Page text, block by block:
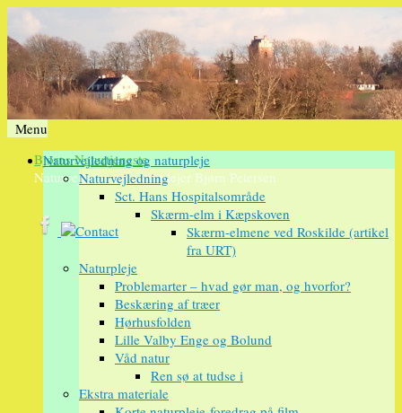
Bjørns Naturtjeneste
Naturvejleder og naturplejer Bjørn Petersen
Menu
VidereNaturvejledning og naturpleje
Naturvejledning
Sct. Hans Hospitalsområde
Skærm-elm i Kæpskoven
Skærm-elmene ved Roskilde (artikel
fra URT)
Naturpleje
Problemarter – hvad gør man, og hvorfor?
Beskæring af træer
Hørhusfolden
Lille Valby Enge og Bolund
Våd natur
Ren sø at tudse i
Ekstra materiale